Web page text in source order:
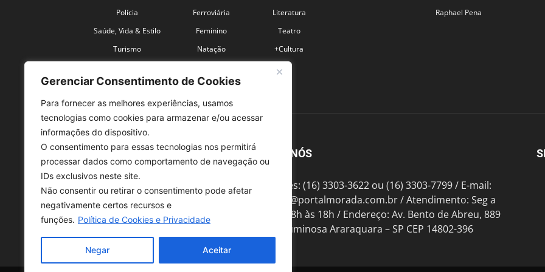
Gerenciar Consentimento de Cookies
Para fornecer as melhores experiências, usamos
tecnologias como cookies para armazenar e/ou acessar
informações do dispositivo.
O consentimento para essas tecnologias nos permitirá
processar dados como comportamento de navegação ou
IDs exclusivos neste site.
Não consentir ou retirar o consentimento pode afetar
negativamente certos recursos e
funções. Política de Cookies e Privacidade
Negar Aceitar
Polícia
Saúde, Vida & Estilo
Turismo
Ferroviária
Feminino
Natação
Literatura
Teatro
+Cultura
Raphael Pena
SOBRE NÓS
Telefones: (16) 3303-3622 ou (16) 3303-7799 / E-mail:
contato@portalmorada.com.br/ Atendimento: Seg a
Sex das 8h às 18h / Endereço: Av. Bento de Abreu, 889
Fonte Luminosa Araraquara – SP CEP 14802-396